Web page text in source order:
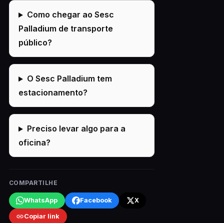
Como chegar ao Sesc
Palladium de transporte
público?
O Sesc Palladium tem
estacionamento?
Preciso levar algo para a
oficina?
COMPARTILHE
WhatsApp Facebook X
Copiar link